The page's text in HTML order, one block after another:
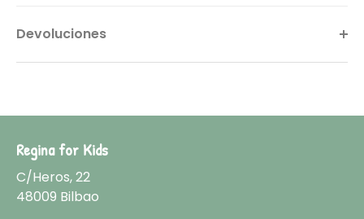
Devoluciones
Regina for Kids
C/Heros, 22
48009 Bilbao